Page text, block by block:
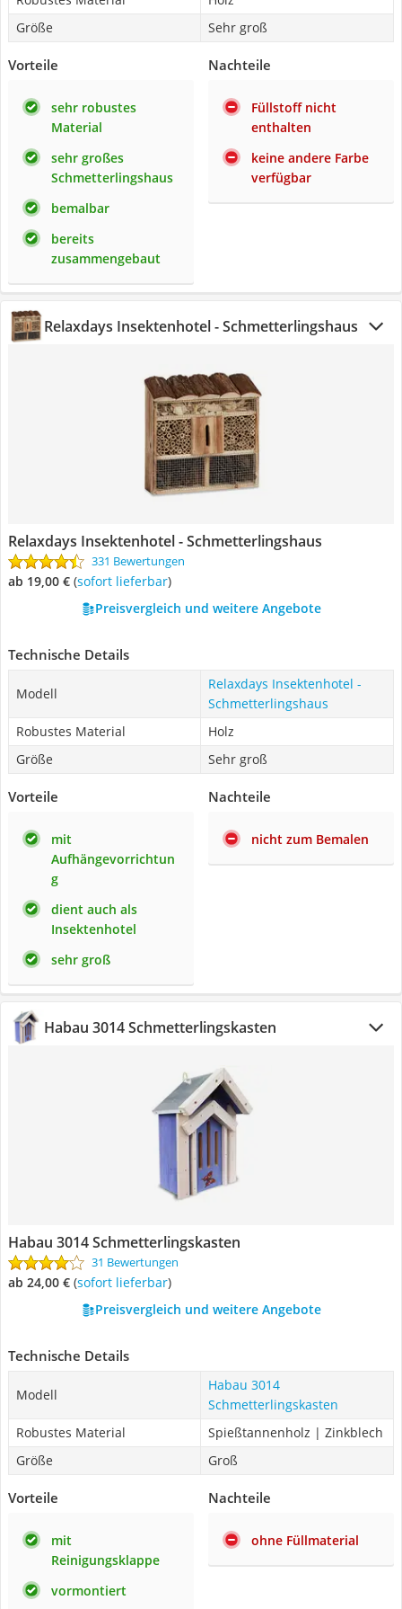
Größe
Sehr groß
Vorteile
sehr robustes
Material
sehr großes
Schmetterlingshaus
bemalbar
bereits
zusammengebaut
Nachteile
Füllstoff nicht
enthalten
keine andere Farbe
verfügbar
Relaxdays Insektenhotel - Schmetterlingshaus
Relaxdays Insektenhotel - Schmetterlingshaus
331 Bewertungen
ab 19,00 € ( Sofort lieferbar)
Preisvergleich und weitere Angebote
Technische Details
Modell
Relaxdays Insektenhotel -
Schmetterlingshaus
Robustes Material
Holz
Größe
Sehr groß
Vorteile
mit
Aufhängevorrichtun
g
dient auch als
Insektenhotel
sehr groß
Nachteile
nicht zum Bemalen
Habau 3014 Schmetterlingskasten
Habau 3014 Schmetterlingskasten
31 Bewertungen
ab 24,00 € ( Sofort lieferbar)
Preisvergleich und weitere Angebote
Technische Details
Modell
Habau 3014
Schmetterlingskasten
Robustes Material
Spießtannenholz | Zinkblech
Größe
Groß
Vorteile
mit
Reinigungsklappe
vormontiert
Nachteile
ohne Füllmaterial